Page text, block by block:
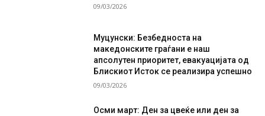
09/03/2026
Муцунски: Безбедноста на
македонските граѓани е наш
апсолутен приоритет, евакуацијата од
Блискиот Исток се реализира успешно
09/03/2026
Осми март: Ден за цвеќе или ден за